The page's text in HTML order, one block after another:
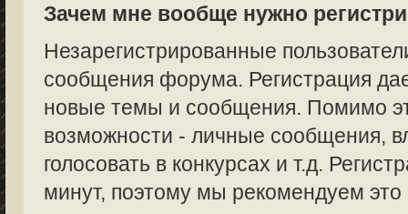
Зачем мне вообще нужно
Незарегистрированные
сообщения форума. Регистрация
новые темы и сообщения. Помимо
возможности - личные сообщения,
голосовать в конкурсах и т.д.
минут, поэтому мы рекомендуем это